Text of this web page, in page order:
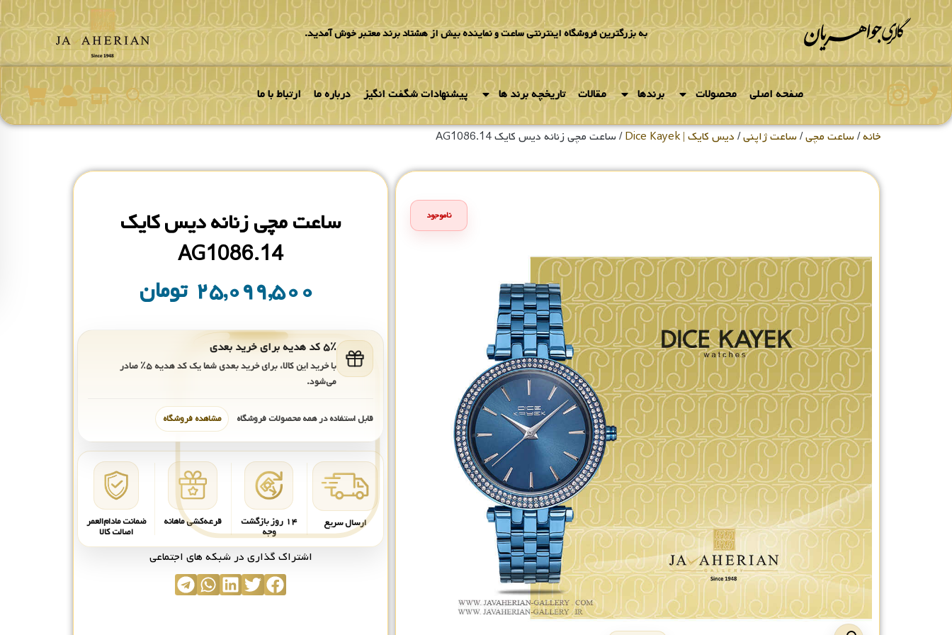
به بزرگترین فروشگاه اینترنتی ساعت و نماینده بیش از هشتاد برند معتبر خوش آمدید.
صفحه اصلی محصولات برندها مقالات تاریخچه برند ها پیشنهادات شگفت انگیز درباره ما ارتباط با ما
خانه/ساعت مچی/ساعت ژاپنی/ دیس کایک | Dice Kayek / ساعت مچی زنانه دیس کایک AG1086.14
ناموجود
ساعت مچی زنانه دیس کایک
AG1086.14
۲۵,۰۹۹,۵۰۰ تومان
۵٪ کد هدیه برای خرید بعدی
با خرید این کالا، برای خرید بعدی شما یک کد هدیه۵٪ صادر
می‌شود.
قابل استفاده در همه محصولات فروشگاه مشاهده فروشگاه
ارسال سریع ۱۴ روز بازگشت
وجه
قرعه‌کشی ماهانه ضمانت مادام‌العمر
اصالت کالا
اشتراک گذاری در شبکه های اجتماعی